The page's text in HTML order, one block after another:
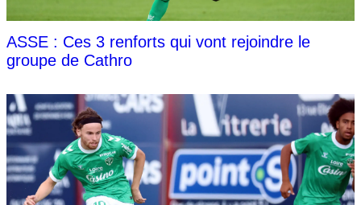
ASSE : Ces 3 renforts qui vont rejoindre le
groupe de Cathro